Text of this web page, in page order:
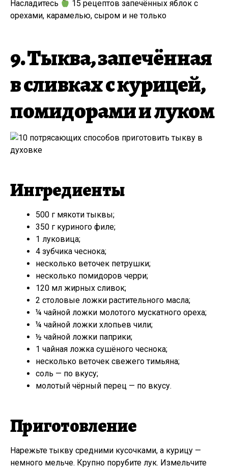
Насладитесь
15 рецептов запечённых яблок с
орехами, карамелью, сыром и не только
9. Тыква, запечённая
в сливках с курицей,
помидорами и луком
Ингредиенты
500 г мякоти тыквы;
350 г куриного филе;
1 луковица;
4 зубчика чеснока;
несколько веточек петрушки;
несколько помидоров черри;
120 мл жирных сливок;
2 столовые ложки растительного масла;
¼ чайной ложки молотого мускатного ореха;
¼ чайной ложки хлопьев чили;
½ чайной ложки паприки;
1 чайная ложка сушёного чеснока;
несколько веточек свежего тимьяна;
соль — по вкусу;
молотый чёрный перец — по вкусу.
Приготовление
Нарежьте тыкву средними кусочками, а курицу —
немного мельче. Крупно порубите лук. Измельчите